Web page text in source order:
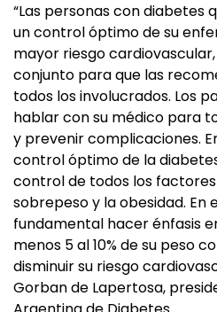
“Las personas con diabetes
un control óptimo de su
mayor riesgo
conjunto para que las
todos los involucrados. Los
hablar con su médico para
y prevenir complicaciones.
control óptimo de la
control de todos los
sobrepeso y la obesidad. En
fundamental hacer énfasis
menos 5 al 10% de su peso
disminuir su riesgo
Gorban de Lapertosa,